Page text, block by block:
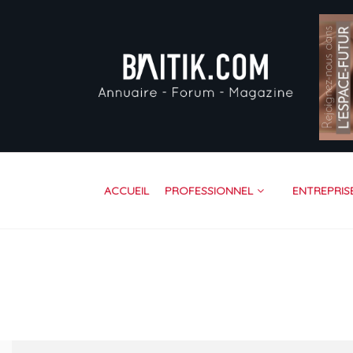
ACCUEIL PROFESSIONNEL